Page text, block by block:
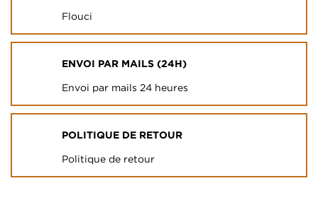
Flouci
ENVOI PAR MAILS (24H)
Envoi par mails 24 heures
POLITIQUE DE RETOUR
Politique de retour